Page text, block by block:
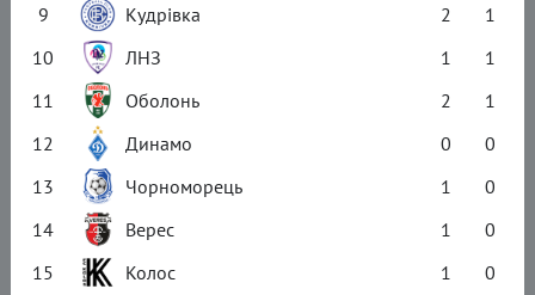
9
Кудрівка 2
1
10
ЛНЗ 1
1
11
Оболонь 2
1
12
Динамо 0
0
13
Чорноморець 1
0
14
Верес 1
0
15
Колос 1
0